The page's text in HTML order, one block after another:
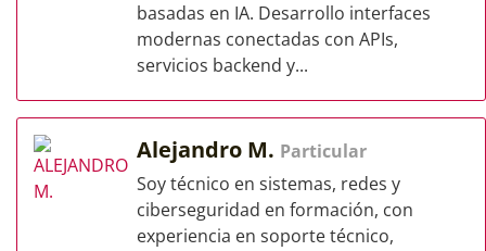
basadas en IA. Desarrollo interfaces
modernas conectadas con APIs,
servicios backend y...
Alejandro M. Particular
Soy técnico en sistemas, redes y
ciberseguridad en formación, con
experiencia en soporte técnico,